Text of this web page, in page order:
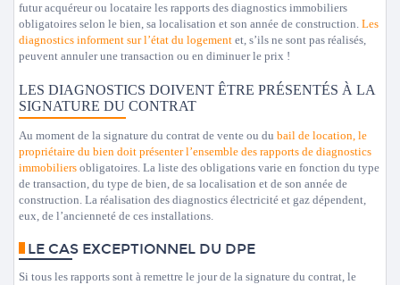
futur acquéreur ou locataire les rapports des diagnostics immobiliers
obligatoires selon le bien, sa localisation et son année de construction. Les
diagnostics informent sur l’état du logement et, s’ils ne sont pas réalisés,
peuvent annuler une transaction ou en diminuer le prix !
LES DIAGNOSTICS DOIVENT ÊTRE PRÉSENTÉS À LA
SIGNATURE DU CONTRAT
Au moment de la signature du contrat de vente ou du bail de location, le
propriétaire du bien doit présenter l’ensemble des rapports de diagnostics
immobiliers obligatoires. La liste des obligations varie en fonction du type
de transaction, du type de bien, de sa localisation et de son année de
construction. La réalisation des diagnostics électricité et gaz dépendent,
eux, de l’ancienneté de ces installations.
LE CAS EXCEPTIONNEL DU DPE
Si tous les rapports sont à remettre le jour de la signature du contrat, le